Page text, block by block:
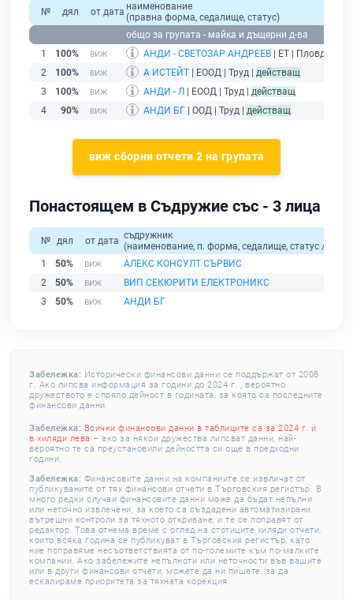
№ дял от дата наименование
(правна форма, седалище, статус)
общо за групата - майка и дъщерни д-ва
1
100% АНДИ - СВЕТОЗАР АНДРЕЕВ | ЕТ | Пловдив |
2
100% А ИСТЕЙТ | ЕООД | Труд | действащ
3
100% АНДИ - Л | ЕООД | Труд | действащ
4
90% АНДИ БГ | ООД | Труд | действащ
виж сборни отчети 2 на групата
Понастоящем в Съдружие със - 3 лица
№ дял от дата съдружник
(наименование, п. форма, седалище, статус /
1
50%
АЛЕКС КОНСУЛТ СЪРВИС
2
50%
ВИП СЕКЮРИТИ ЕЛЕКТРОНИКС
3
50% АНДИ БГ
Забележка: Исторически финансови данни се поддържат от 2008
г. Ако липсва информация за години до 2024 г. , вероятно
дружеството е спряло дейност в годината, за която са последните
финансови данни.
Забележка: Всички финансови данни в таблиците са за 2024 г. и
в хиляди лева – ако за някои дружества липсват данни, най-
вероятно те са преустановили дейността си още в предходни
години.
Забележка: Финансовите данни на компаниите се извличат от
публикуваните от тях финансови отчети в Търговския регистър. В
много редки случаи финансовите данни може да бъдат непълни
или неточно извлечени, за което са създадени автоматизирани
вътрешни контроли за тяхното откриване, и те се поправят от
редактор. Това отнема време с оглед на стотиците хиляди отчети,
които всяка година се публикуват в Търговския регистър, като
ние поправяме несъответствията от по-големите към по-малките
компании. Ако забележите непълноти или неточности във вашите
или в други финансови отчети, можете да ни пишете, за да
ескалираме приоритета за тяхната корекция.